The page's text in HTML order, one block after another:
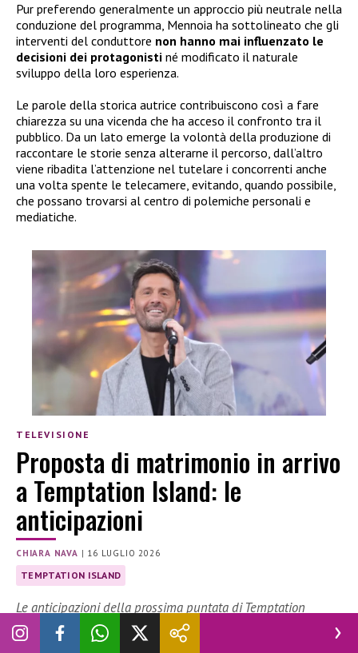
Pur preferendo generalmente un approccio più neutrale nella
conduzione del programma, Mennoia ha sottolineato che gli
interventi del conduttore non hanno mai influenzato le
decisioni dei protagonisti né modificato il naturale
sviluppo della loro esperienza.
Le parole della storica autrice contribuiscono così a fare
chiarezza su una vicenda che ha acceso il confronto tra il
pubblico. Da un lato emerge la volontà della produzione di
raccontare le storie senza alterarne il percorso, dall’altro
viene ribadita l’attenzione nel tutelare i concorrenti anche
una volta spente le telecamere, evitando, quando possibile,
che possano trovarsi al centro di polemiche personali e
mediatiche.
TELEVISIONE
Proposta di matrimonio in arrivo
a Temptation Island: le
anticipazioni
CHIARA NAVA | 16 LUGLIO 2026
TEMPTATION ISLAND
Le anticipazioni della prossima puntata di Temptation
Island svelano l’arrivo di una proposta di matrimonio.